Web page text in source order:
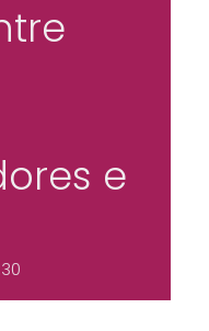
e